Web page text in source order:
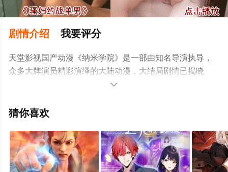
剧情介绍 我要评分
天堂影视国产动漫《纳米学院》是一部由知名导演执导，
众多大牌演员精彩演绎的大陆动漫，大结局剧情已揭晓
（全13集），手机免费观看高清未删减完整版动漫全集就
或剧情网等平台了解。

猜你喜欢